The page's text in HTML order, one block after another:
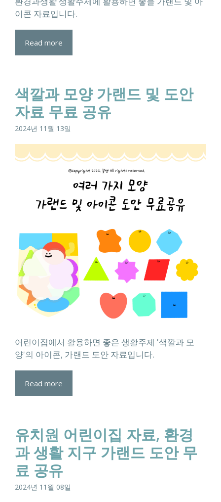
이콘 자료입니다.
Read more
색깔과 모양 가랜드 및 도안
자료 무료 공유
2024년 11월 13일
어린이집에서 활용하면 좋은 생활주제 '색깔과 모
양'의 아이콘, 가랜드 도안 자료입니다.
Read more
유치원 어린이집 자료, 환경
과 생활 지구 가랜드 도안 무
료 공유
2024년 11월 08일